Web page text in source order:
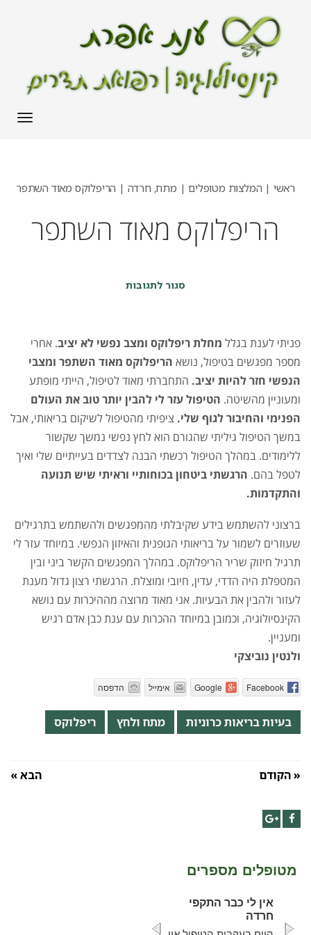
ראשי | המלצות מטופלים | מתח, חרדה | הריפלוקס מאוד השתפר
הריפלוקס מאוד השתפר
סגור לתגובותעל
פניתי לענת בגלל מחלת ריפלוקס ומצב נפשי לא יציב. אחרי
מספר מפגשים בטיפול, נושא הריפלוקס מאוד השתפר ומצבי
הנפשי חזר להיות יציב. התחברתי מאוד לטיפול, הייתי מופתע
ומעוניין מהשיטה. הטיפול עזר לי להבין יותר טוב את העולם
הפנימי והחיבור לגוף שלי. ציפיתי מהטיפול לשיקום בריאותי, אבל
במשך הטיפול גיליתי שהגורם הוא לחץ נפשי נמשך שקשור
ללימודים. במהלך הטיפול רכשתי הבנה לצדדים בעייתיים שלי ואיך
לטפל בהם. הרגשתי ביטחון בכוחותיי וראיתי שיש תנועה
והתקדמות.
ברצוני להשתמש בידע שקיבלתי מהמפגשים ולהשתמש בתרגילים
שעוזרים לשמור על בריאותי הגופנית והאיזון הנפשי. במיוחד עזר לי
תרגיל חיזוק שריר הריפלוקס. במהלך המפגשים הקשר ביני ובין
המטפלת היה הדדי, עדין, חיובי ומוצלח. הרגשתי רצון גדול מענת
לעזור ולהבין את הבעיות. אני מאוד מרוצה מההיכרות עם נושא
הקינסיולוגיה, וכמובן במיוחד ההכרות עם ענת כבן אדם רגיש
ומעניין.
ולנטין נוביצקי
Facebook
Google אימייל הדפסה
בעיות בריאות כרוניות מתח ולחץ ריפלוקס
« הקודם הבא »
מטופלים מספרים
אין לי כבר התקפי
חרדה